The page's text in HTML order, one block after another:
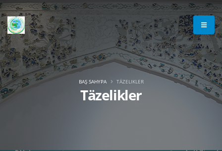
Täzelikler
BAŞ SAHYPA TÄZELIKLER